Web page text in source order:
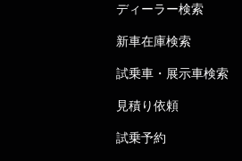
ディーラー検索
新車在庫検索
試乗車・展示車検索
見積り依頼
試乗予約